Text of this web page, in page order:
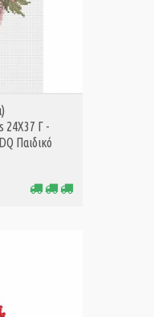
24Χ37 Γ -
Παιδικό